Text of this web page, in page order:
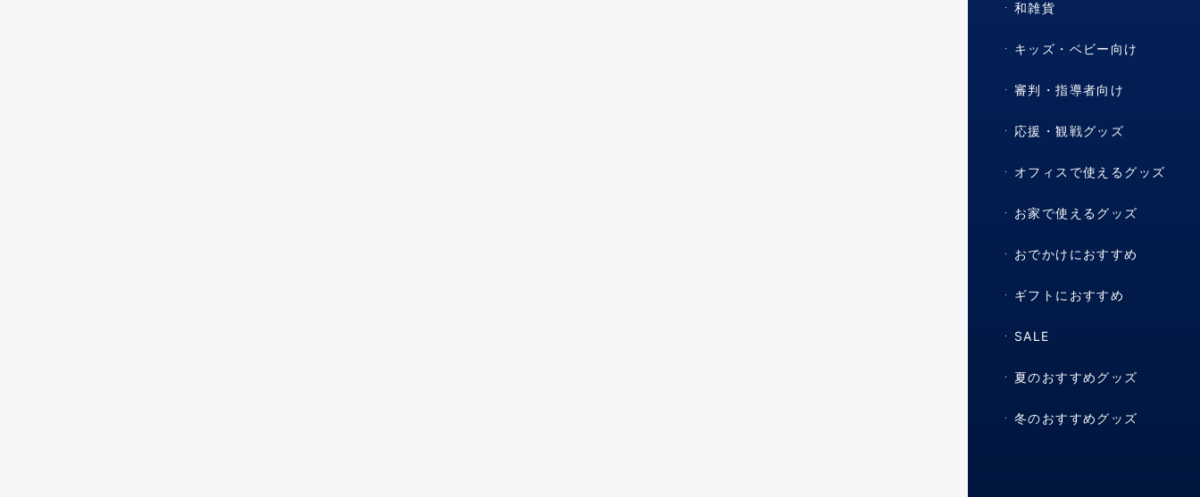
和雑貨
キッズ・ベビー向け
審判・指導者向け
応援・観戦グッズ
オフィスで使えるグッズ
お家で使えるグッズ
おでかけにおすすめ
ギフトにおすすめ
SALE
夏のおすすめグッズ
冬のおすすめグッズ